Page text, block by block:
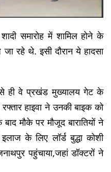
समारोह में शामिल होने के
रहे थे. इसी दौरान ये हादसा
ही वे प्रखंड मुख्यालय गेट के
हाइवा ने उनकी बाइक को
मौके पर मौजूद बारातियों ने
के लिए लॉर्ड बुद्धा कोशी
पहुंचाया,जहां डॉक्टरों ने